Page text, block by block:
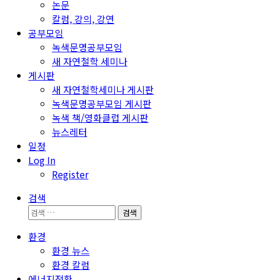
논문
칼럼, 강의, 강연
공부모임
녹색문명공부모임
새 자연철학 세미나
게시판
새 자연철학세미나 게시판
녹색문명공부모임 게시판
녹색 책/영화클럽 게시판
뉴스레터
일정
Log In
Register
검색
검
환경
환경 뉴스
환경 칼럼